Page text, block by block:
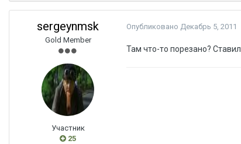
sergeynmsk
Gold Member
Участник
25
Опубликовано Декабрь 5, 2011
Там что-то порезано? Ставил